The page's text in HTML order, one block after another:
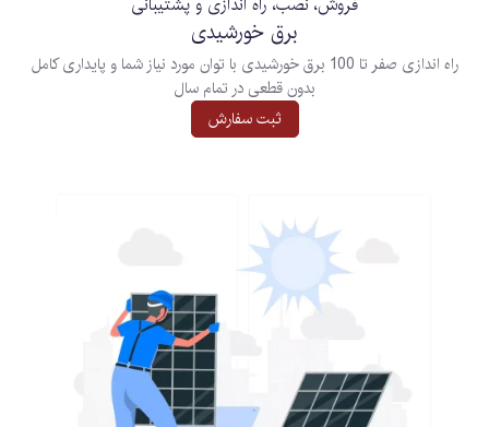
برق خورشیدی
راه اندازی صفر تا 100 برق خورشیدی با توان مورد نیاز شما و پایداری کامل
بدون قطعی در تمام سال
ثبت سفارش